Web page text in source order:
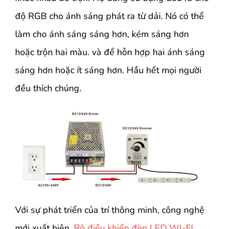
độ RGB cho ánh sáng phát ra từ dải. Nó có thể
làm cho ánh sáng sáng hơn, kém sáng hơn
hoặc trộn hai màu. và để hỗn hợp hai ánh sáng
sáng hơn hoặc ít sáng hơn. Hầu hết mọi người
đều thích chúng.
Với sự phát triển của trí thông minh, công nghệ